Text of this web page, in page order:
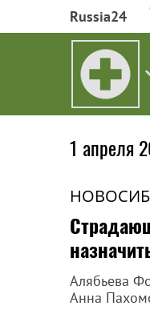
Russia24
1 апреля
Алябьева
Анна